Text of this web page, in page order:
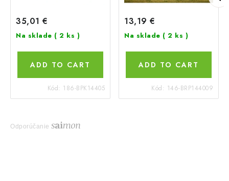
35,01 €
Na sklade ( 2 ks )
ADD TO CART
Kód: 186-BPK14405
13,19 €
Na sklade ( 2 ks )
ADD TO CART
Kód: 146-BRP144009
Odporúčanie